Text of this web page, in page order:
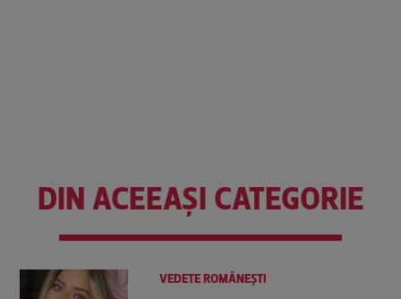
DIN ACEEAȘI CATEGORIE
VEDETE ROMÂNEŞTI